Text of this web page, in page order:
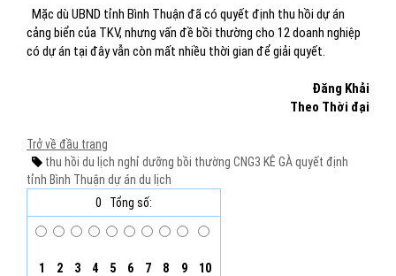
Mặc dù UBND tỉnh Bình Thuận đã có quyết định thu hồi dự án
cảng biển của TKV, nhưng vấn đề bồi thường cho 12 doanh nghiệp
có dự án tại đây vẫn còn mất nhiều thời gian để giải quyết.
Đăng Khải
Theo Thời đại
Trở về đầu trang
thu hồi du lịch nghỉ dưỡng bồi thường CNG3 KÊ GÀquyết định
tỉnh Bình Thuận dự án du lịch
0
Tổng số:
1 2 3 4 5 6 7 8 9 10